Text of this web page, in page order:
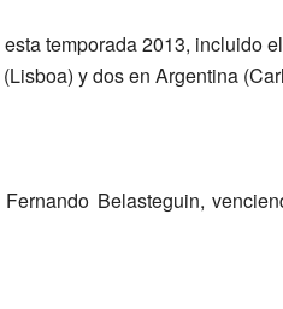
temporada 2013, incluido
y dos en Argentina
Belasteguin,